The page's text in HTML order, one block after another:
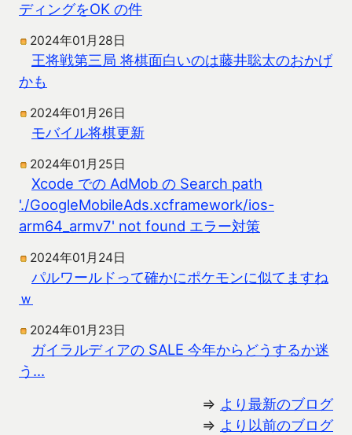
ディングをOK の件
2024年01月28日
王将戦第三局 将棋面白いのは藤井聡太のおかげ
かも
2024年01月26日
モバイル将棋更新
2024年01月25日
Xcode での AdMob の Search path
'./GoogleMobileAds.xcframework/ios-
arm64_armv7' not found エラー対策
2024年01月24日
パルワールドって確かにポケモンに似てますね
ｗ
2024年01月23日
ガイラルディアの SALE 今年からどうするか迷
う…
⇒ より最新のブログ
⇒ より以前のブログ